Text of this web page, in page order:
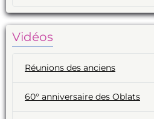
Vidéos
Réunions des anciens
60° anniversaire des Oblats